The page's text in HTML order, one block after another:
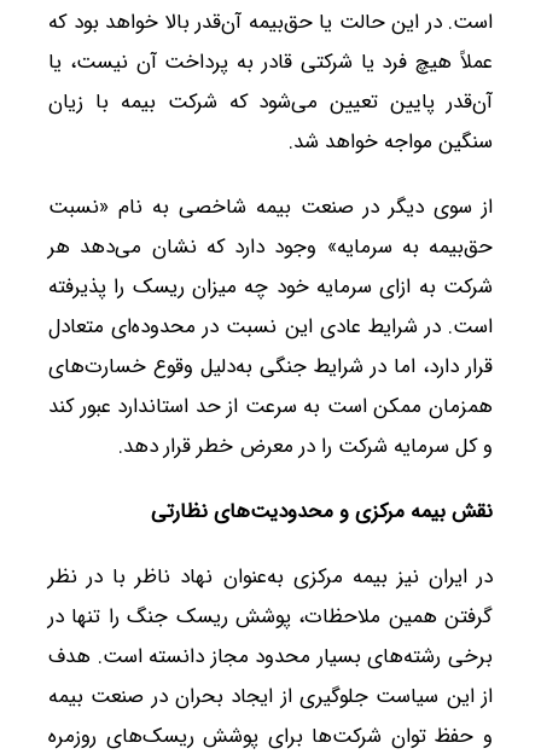
است. در این حالت یا حق‌بیمه آن‌قدر بالا خواهد بود که
عملاً هیچ فرد یا شرکتی قادر به پرداخت آن نیست، یا
آن‌قدر پایین تعیین می‌شود که شرکت بیمه با زیان
سنگین مواجه خواهد شد.
از سوی دیگر در صنعت بیمه شاخصی به نام «نسبت
حق‌بیمه به سرمایه» وجود دارد که نشان می‌دهد هر
شرکت به ازای سرمایه خود چه میزان ریسک را پذیرفته
است. در شرایط عادی این نسبت در محدوده‌ای متعادل
قرار دارد، اما در شرایط جنگی به‌دلیل وقوع خسارت‌های
همزمان ممکن است به سرعت از حد استاندارد عبور کند
و کل سرمایه شرکت را در معرض خطر قرار دهد.
نقش بیمه مرکزی و محدودیت‌های نظارتی
در ایران نیز بیمه مرکزی به‌عنوان نهاد ناظر با در نظر
گرفتن همین ملاحظات، پوشش ریسک جنگ را تنها در
برخی رشته‌های بسیار محدود مجاز دانسته است. هدف
از این سیاست جلوگیری از ایجاد بحران در صنعت بیمه
و حفظ توان شرکت‌ها برای پوشش ریسک‌های روزمره